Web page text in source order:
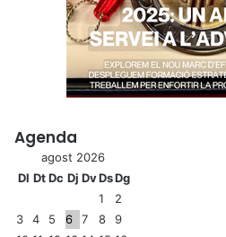
Agenda
agost 2026
Dl DtDc Dj DvDsDg
1
2
3
4 5 6 7 8
9